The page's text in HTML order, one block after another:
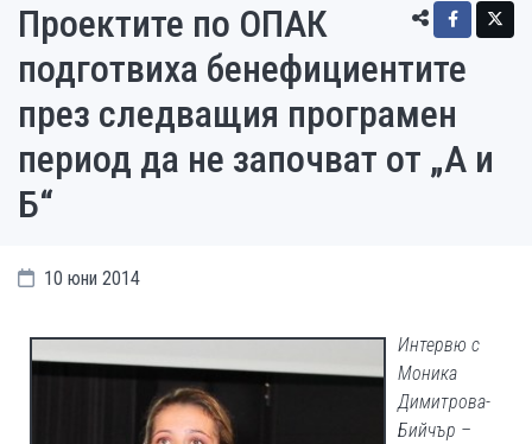
Проектите по ОПАК
подготвиха бенефициентите
през следващия програмен
период да не започват от „А и
Б“
10 юни 2014
Интервю с
Моника
Димитрова-
Бийчър –